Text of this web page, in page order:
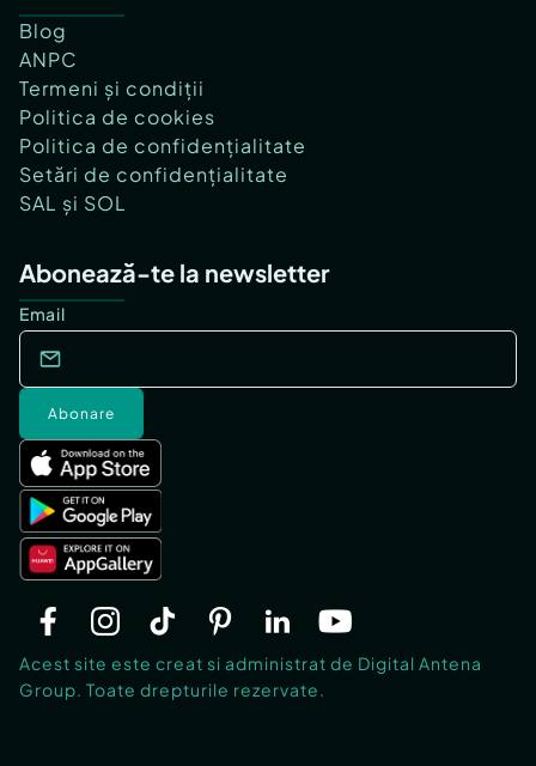
Blog
ANPC
Termeni și condiții
Politica de cookies
Politica de confidențialitate
Setări de confidențialitate
SAL și SOL
Abonează-te la newsletter
Email
Abonare
Acest site este creat si administrat de Digital Antena
Group. Toate drepturile rezervate.